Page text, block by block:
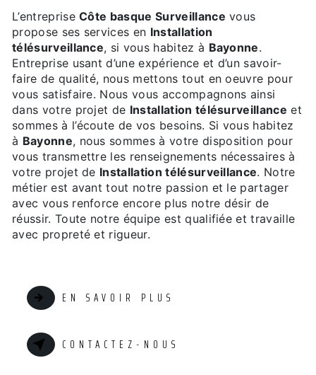
L’entrepriseCôte basque Surveillance vous
propose ses services en Installation
télésurveillance, si vous habitez à Bayonne.
Entreprise usant d’une expérience et d’un savoir-
faire de qualité, nous mettons tout en oeuvre pour
vous satisfaire. Nous vous accompagnons ainsi
dans votre projet de Installation télésurveillance et
sommes à l’écoute de vos besoins. Si vous habitez
à Bayonne, nous sommes à votre disposition pour
vous transmettre les renseignements nécessaires à
votre projet de Installation télésurveillance. Notre
métier est avant tout notre passion et le partager
avec vous renforce encore plus notre désir de
réussir. Toute notre équipe est qualifiée et travaille
avec propreté et rigueur.
EN SAVOIR PLUS
CONTACTEZ-NOUS